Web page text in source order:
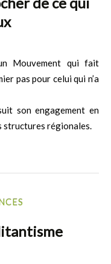
Mouvement qui fait
pas pour celui qui n’a
son engagement en
structures régionales.